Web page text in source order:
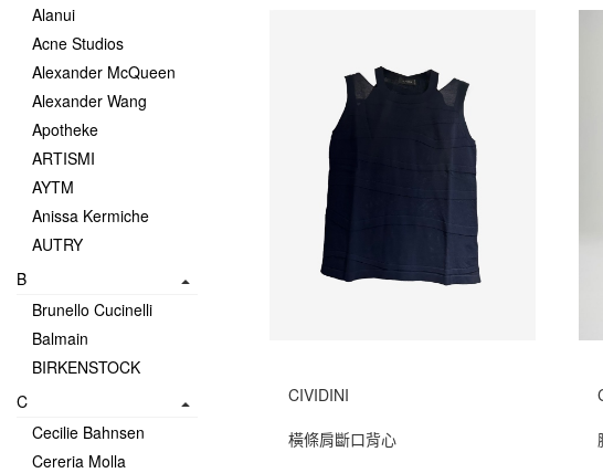
Alanui
Acne Studios
Alexander McQueen
Alexander Wang
Apotheke
ARTISMI
AYTM
Anissa Kermiche
AUTRY
B
Brunello Cucinelli
Balmain
BIRKENSTOCK
C
Cecilie Bahnsen
Cereria Molla
CIVIDINI
橫條肩斷口背心